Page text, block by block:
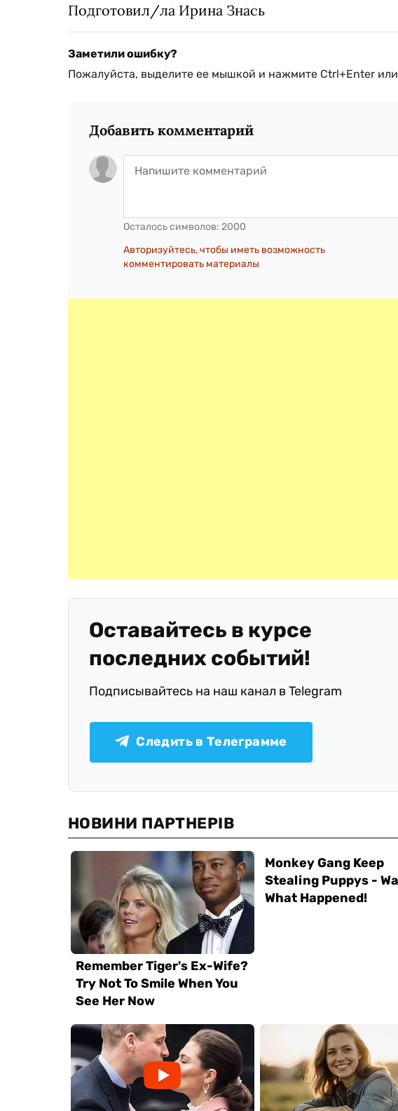
Подготовил/ла Ирина Знась
Заметили ошибку?
Пожалуйста, выделите ее мышкой и нажмите Ctrl+Enter или
Добавить комментарий
Осталось символов: 2000
Авторизуйтесь, чтобы иметь возможность
комментировать материалы
Оставайтесь в курсе
последних событий!
Подписывайтесь на наш канал в Telegram
Следить в Телеграмме